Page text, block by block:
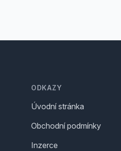
ODKAZY
Úvodní stránka
Obchodní podmínky
Inzerce